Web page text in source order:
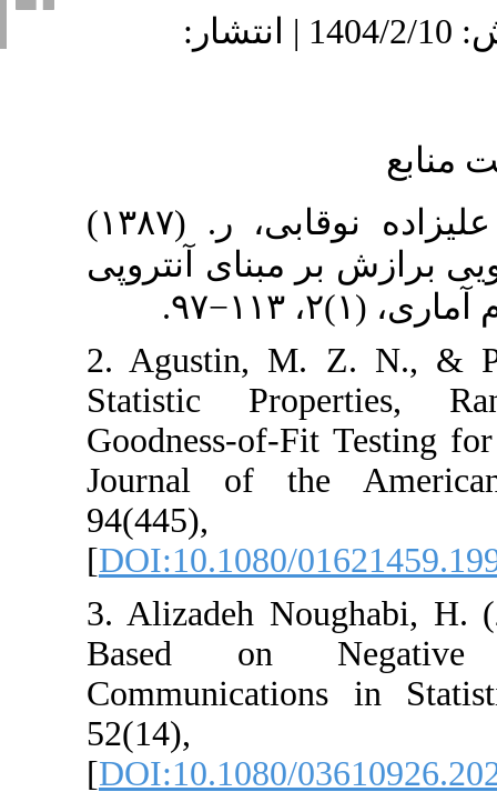
دریافت: 1403/11/22 | پذیرش: 1404/2/10 | انتشار:
مبنای آنتروپی
2. Agustin, M.
Statistic
Goodness-of-Fit
Journal of the
[DOI:10.1080/
3. Alizadeh
Based on
[DOI:10.1080/